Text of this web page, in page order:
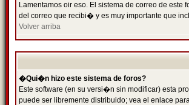
Lamentamos oir eso. El sistema de correo de
del correo que recibi� y es muy importante que
Volver arriba
�Qui�n hizo este sistema de foros?
Este software (en su versi�n sin modificar) esta
puede ser libremente distribuido; vea el enlace